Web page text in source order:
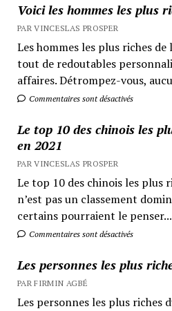
Voici les hommes les plus
PAR VINCESLAS PROSPER
Les hommes les plus riches
tout de redoutables
affaires. Détrompez-vous,
Commentaires sont désactivés
Le top 10 des chinois les
en 2021
PAR VINCESLAS PROSPER
Le top 10 des chinois les plus
n’est pas un classement
certains pourraient le
Commentaires sont désactivés
Les personnes les plus
PAR FIRMIN AGBÉ
Les personnes les plus riches